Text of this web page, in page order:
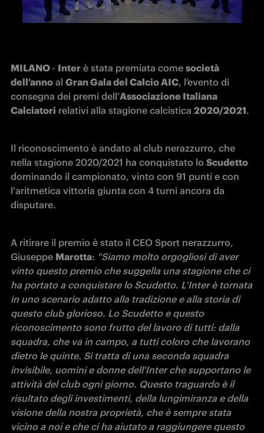
MILANO - Inter è stata premiata come società
dell'anno al Gran Gala del Calcio AIC, l’evento di
consegna dei premi dell’Associazione Italiana
Calciatori relativi alla stagione calcistica 2020/2021.
Il riconoscimento è andato al club nerazzurro, che
nella stagione 2020/2021 ha conquistato lo
dominando il campionato, vinto con 91 punti e con
l'aritmetica vittoria giunta con 4 turni ancora da
disputare.
A ritirare il premio è stato il CEO Sport nerazzurro,
Giuseppe Marotta: "Siamo molto orgogliosi di aver
vinto questo premio che suggella una stagione che ci
ha portato a conquistare lo Scudetto. L'Inter è tornata
in uno scenario adatto alla tradizione e alla storia di
questo club glorioso. Lo Scudetto e questo
riconoscimento sono frutto del lavoro di tutti: dalla
squadra, che va in campo, a tutti coloro che lavorano
dietro le quinte. Si tratta di una seconda squadra
invisibile, uomini e donne dell'Inter che supportano le
attività del club ogni giorno. Questo traguardo è il
risultato degli investimenti, della lungimiranza e della
visione della nostra proprietà, che è sempre stata
vicino a noi e che ci ha aiutato a raggiungere questo